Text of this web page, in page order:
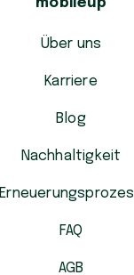
mobileup
Über uns
Karriere
Blog
Nachhaltigkeit
FAQ
AGB